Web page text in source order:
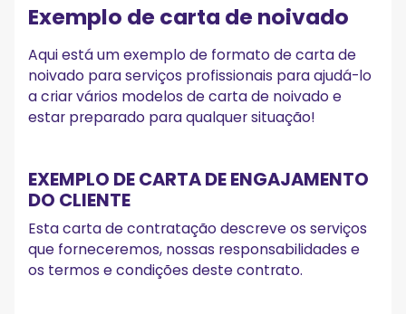
Exemplo de carta de noivado
Aqui está um exemplo de formato de carta de
noivado para serviços profissionais para ajudá-lo
a criar vários modelos de carta de noivado e
estar preparado para qualquer situação!
EXEMPLO DE CARTA DE ENGAJAMENTO
DO CLIENTE
Esta carta de contratação descreve os serviços
que forneceremos, nossas responsabilidades e
os termos e condições deste contrato.